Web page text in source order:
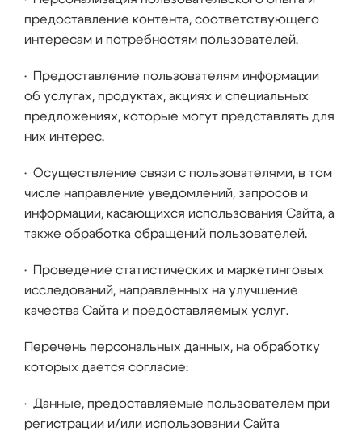
предоставление контента, соответствующего
интересам и потребностям пользователей.
• Предоставление пользователям информации
об услугах, продуктах, акциях и специальных
предложениях, которые могут представлять для
них интерес.
• Осуществление связи с пользователями, в том
числе направление уведомлений, запросов и
информации, касающихся использования Сайта, а
также обработка обращений пользователей.
• Проведение статистических и маркетинговых
исследований, направленных на улучшение
качества Сайта и предоставляемых услуг.
Перечень персональных данных, на обработку
которых дается согласие:
• Данные, предоставляемые пользователем при
регистрации и/или использовании Сайта